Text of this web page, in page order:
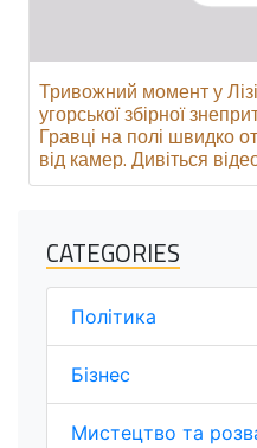
Тривожний момент у
угорської збірної
Гравці на полі швидко
від камер. Дивіться
CATEGORIES
Політика
Бізнес
Мистецтво та